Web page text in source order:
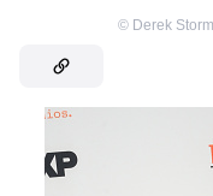
© Derek